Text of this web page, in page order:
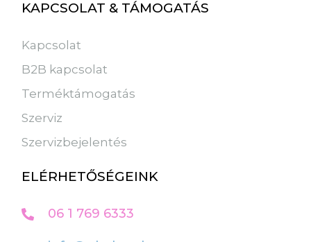
KAPCSOLAT & TÁMOGATÁS
Kapcsolat
B2B kapcsolat
Terméktámogatás
Szerviz
Szervizbejelentés
ELÉRHETŐSÉGEINK
06 1 769 6333